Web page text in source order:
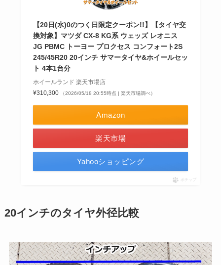
【20日(水)0のつく日限定クーポン!!】【タイヤ交
換対象】マツダ CX-8 KG系 ウェッズ レオニス
JG PBMC トーヨー プロクセス コンフォート2S
245/45R20 20インチ サマータイヤ&ホイールセッ
ト 4本1台分
ホイールランド 楽天市場店
¥310,300
（2026/05/18 20:55時点 | 楽天市場調べ）
Amazon
楽天市場
Yahooショッピング
ポチップ
20インチのタイヤ外径比較